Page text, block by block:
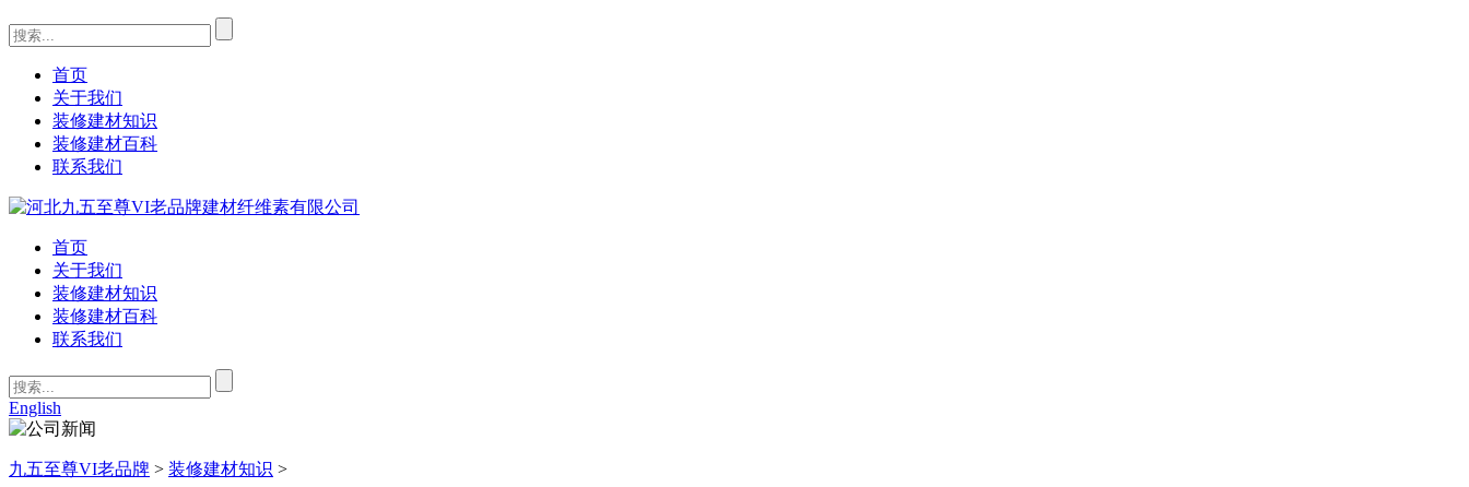
首页
关于我们
装修建材知识
装修建材百科
联系我们
首页
关于我们
装修建材知识
装修建材百科
联系我们
English
九五至尊VI老品牌 > 装修建材知识 >